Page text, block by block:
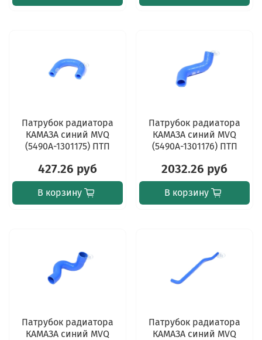
Патрубок радиатора
КАМАЗА синий MVQ
(5490А-1301175) ПТП
427.26 руб
В корзину
Патрубок радиатора
КАМАЗА синий MVQ
(5490А-1301176) ПТП
2032.26 руб
В корзину
Патрубок радиатора
КАМАЗА синий MVQ
Патрубок радиатора
КАМАЗА синий MVQ